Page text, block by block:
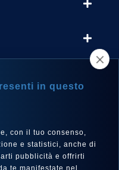
in questo
con il tuo consenso,
e statistici, anche di
pubblicità e offrirti
te manifestate nel